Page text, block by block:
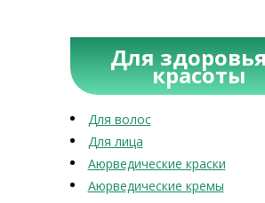
Для
красоты
Для волос
Для лица
Аюрведические краски
Аюрведические кремы